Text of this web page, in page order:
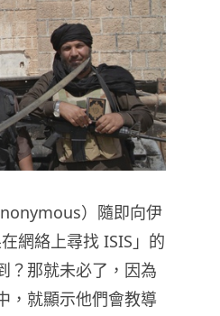
）隨即向伊
網絡上尋找 ISIS」的
？那就未必了，因為
，就顯示他們會教導